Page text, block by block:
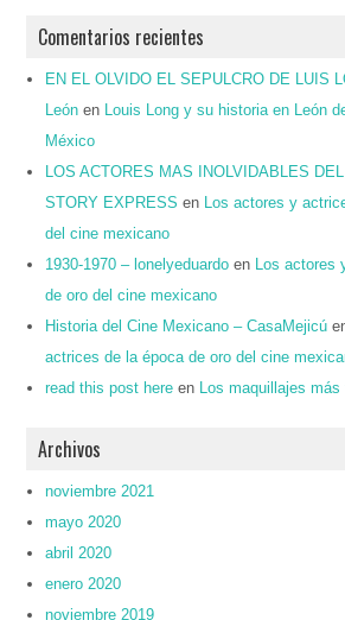
Comentarios recientes
EN EL OLVIDO EL SEPULCRO DE LUIS
León en
Louis Long y su historia en León
México
LOS ACTORES MAS INOLVIDABLES
STORY EXPRESS en
Los actores y
del cine mexicano
1930-1970 – lonelyeduardo en
Los
de oro del cine mexicano
Historia del Cine Mexicano – CasaMejicú
actrices de la época de oro del cine
read this post here en Los maquillajes
Archivos
noviembre 2021
mayo 2020
abril 2020
enero 2020
noviembre 2019